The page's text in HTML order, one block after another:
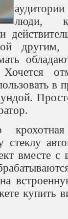
люди,
в
стеклу
вместе с
купить